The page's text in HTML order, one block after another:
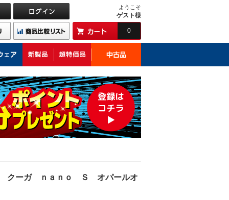
ようこそ
ゲスト様
0
クーガ ｎａｎｏ Ｓ オパールオ